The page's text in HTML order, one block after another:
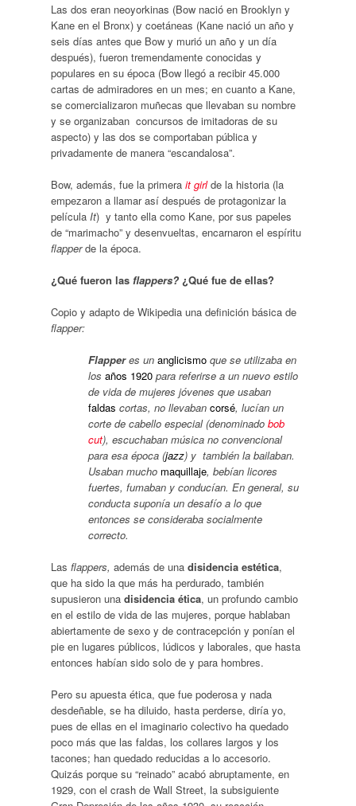
Las dos eran neoyorkinas (Bow nació en Brooklyn y
Kane en el Bronx) y coetáneas (Kane nació un año y
seis días antes que Bow y murió un año y un día
después), fueron tremendamente conocidas y
populares en su época (Bow llegó a recibir 45.000
cartas de admiradores en un mes; en cuanto a Kane,
se comercializaron muñecas que llevaban su nombre
y se organizaban concursos de imitadoras de su
aspecto) y las dos se comportaban pública y
privadamente de manera “escandalosa”.
Bow, además, fue la primera it girlde la historia (la
empezaron a llamar así después de protagonizar la
película It) y tanto ella como Kane, por sus papeles
de “marimacho” y desenvueltas, encarnaron el espíritu
flapperde la época.
¿Qué fueron las flappers? ¿Qué fue de ellas?
Copio y adapto de Wikipedia una definición básica de
flapper:
Flapperes unanglicismo que se utilizaba en
losaños 1920 para referirse a un nuevo estilo
de vida de mujeres jóvenes que usaban
faldas cortas, no llevabancorsé, lucían un
corte de cabello especial (denominadobob
cut), escuchaban música no convencional
para esa época (jazz) y también la bailaban.
Usaban mucho maquillaje, bebían licores
fuertes, fumaban y conducían. En general, su
conducta suponía un desafío a lo que
entonces se consideraba socialmente
correcto.
Las flappers, además de una disidencia estética,
que ha sido la que más ha perdurado, también
supusieron una disidencia ética, un profundo cambio
en el estilo de vida de las mujeres, porque hablaban
abiertamente de sexo y de contracepción y ponían el
pie en lugares públicos, lúdicos y laborales, que hasta
entonces habían sido solo de y para hombres.
Pero su apuesta ética, que fue poderosa y nada
desdeñable, se ha diluido, hasta perderse, diría yo,
pues de ellas en el imaginario colectivo ha quedado
poco más que las faldas, los collares largos y los
tacones; han quedado reducidas a lo accesorio.
Quizás porque su “reinado” acabó abruptamente, en
1929, con el crash de Wall Street, la subsiguiente